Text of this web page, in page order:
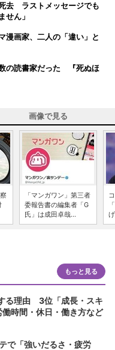
去 ラストメッセージでも
ん」
画家、二人の「違い」と
の読書家だった 『死ぬほ
画像で見る
「マンガワン」第三者
委報告書の編集者「G
氏」は成田卓哉...
もっと見る
る理由 3位「成長・スキ
時間・休日・働き方など
で「強いだるさ・疲労